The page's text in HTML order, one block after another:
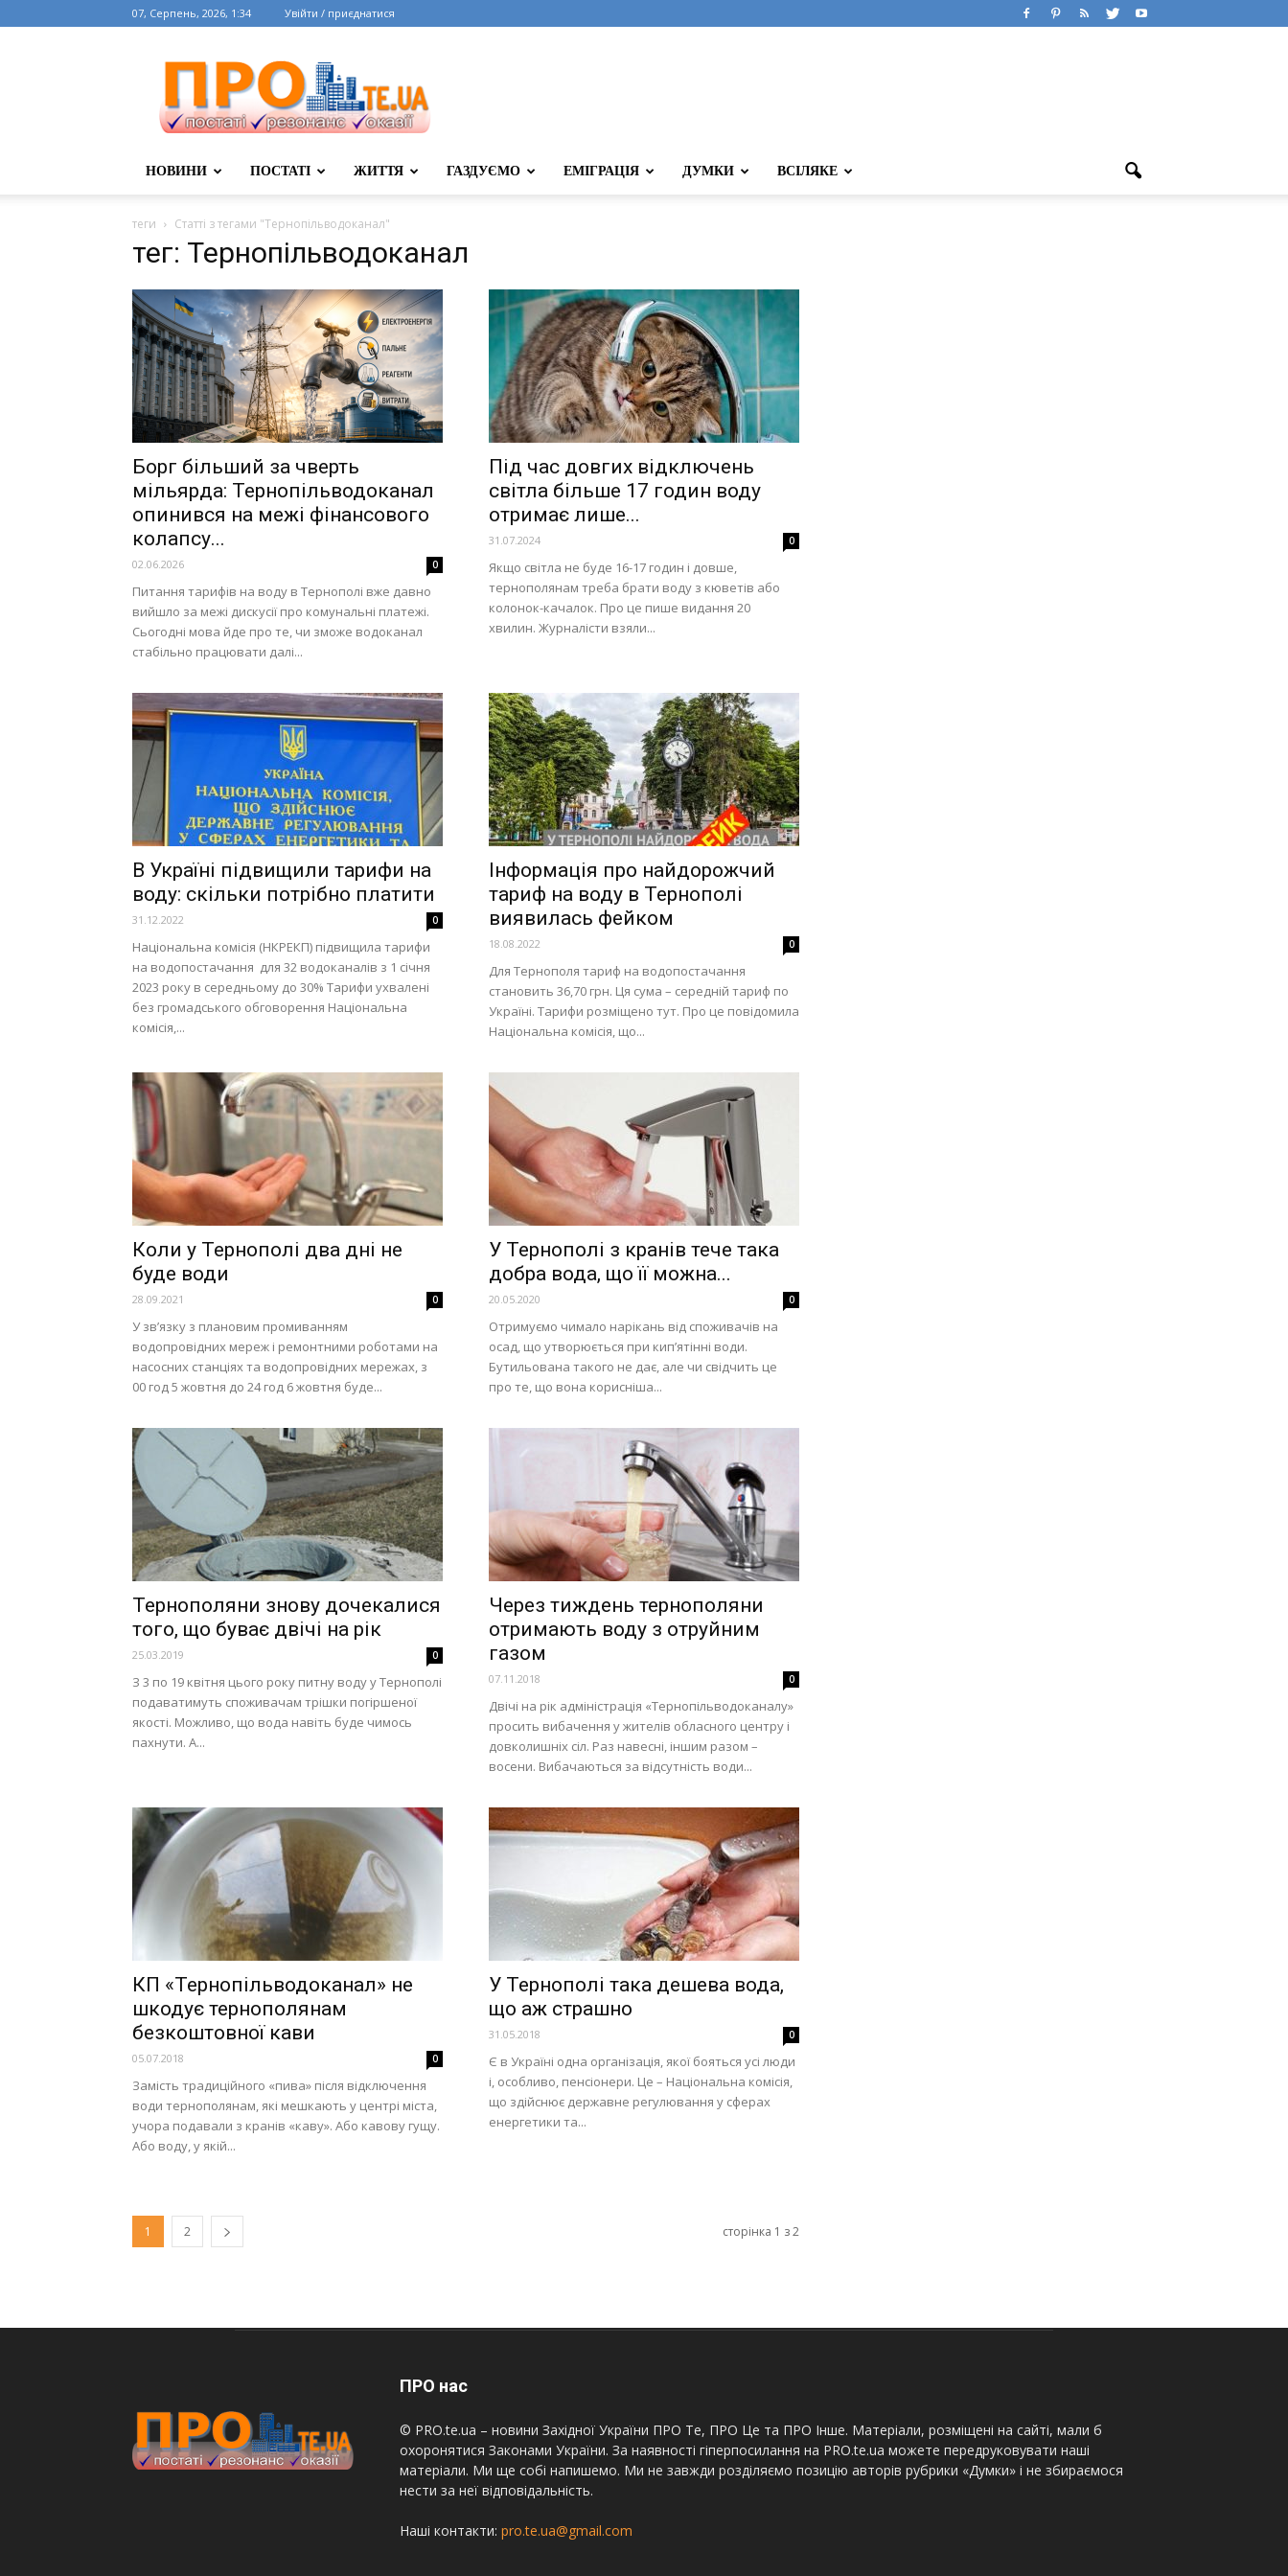
07, Серпень, 2026, 1:34 Увійти / приєднатися
НОВИНИ ПОСТАТІ ЖИТТЯ ГАЗДУЄМО ЕМІГРАЦІЯ ДУМКИ ВСІЛЯКЕ
теги Статті з тегами "Тернопільводоканал"
тег: Тернопільводоканал
Борг більший за чверть
мільярда: Тернопільводоканал
опинився на межі фінансового
колапсу...
02.06.2026 0
Питання тарифів на воду в Тернополі вже давно
вийшло за межі дискусії про комунальні платежі.
Сьогодні мова йде про те, чи зможе водоканал
стабільно працювати далі...
Під час довгих відключень
світла більше 17 годин воду
отримає лише...
31.07.2024 0
Якщо світла не буде 16-17 годин і довше,
тернополянам треба брати воду з кюветів або
колонок-качалок. Про це пише видання 20
хвилин. Журналісти взяли...
В Україні підвищили тарифи на
воду: скільки потрібно платити
31.12.2022 0
Національна комісія (НКРЕКП) підвищила тарифи
на водопостачання для 32 водоканалів з 1 січня
2023 року в середньому до 30% Тарифи ухвалені
без громадського обговорення Національна
комісія,...
Інформація про найдорожчий
тариф на воду в Тернополі
виявилась фейком
18.08.2022 0
Для Тернополя тариф на водопостачання
становить 36,70 грн. Ця сума – середній тариф по
Україні. Тарифи розміщено тут. Про це повідомила
Національна комісія, що...
Коли у Тернополі два дні не
буде води
28.09.2021 0
У зв’язку з плановим промиванням
водопровідних мереж і ремонтними роботами на
насосних станціях та водопровідних мережах, з
00 год 5 жовтня до 24 год 6 жовтня буде...
У Тернополі з кранів тече така
добра вода, що її можна...
20.05.2020 0
Отримуємо чимало нарікань від споживачів на
осад, що утворюється при кип’ятінні води.
Бутильована такого не дає, але чи свідчить це
про те, що вона корисніша...
Тернополяни знову дочекалися
того, що буває двічі на рік
25.03.2019 0
З 3 по 19 квітня цього року питну воду у Тернополі
подаватимуть споживачам трішки погіршеної
якості. Можливо, що вода навіть буде чимось
пахнути. А...
Через тиждень тернополяни
отримають воду з отруйним
газом
07.11.2018 0
Двічі на рік адміністрація «Тернопільводоканалу»
просить вибачення у жителів обласного центру і
довколишніх сіл. Раз навесні, іншим разом –
восени. Вибачаються за відсутність води...
КП «Тернопільводоканал» не
шкодує тернополянам
безкоштовної кави
05.07.2018 0
Замість традиційного «пива» після відключення
води тернополянам, які мешкають у центрі міста,
учора подавали з кранів «каву». Або кавову гущу.
Або воду, у якій...
У Тернополі така дешева вода,
що аж страшно
31.05.2018 0
Є в Україні одна організація, якої бояться усі люди
і, особливо, пенсіонери. Це – Національна комісія,
що здійснює державне регулювання у сферах
енергетики та...
1 2 сторінка 1 з 2
ПРО нас
© PRO.te.ua – новини Західної України ПРО Те, ПРО Це та ПРО Інше. Матеріали, розміщені на сайті, мали б
охоронятися Законами України. За наявності гіперпосилання на PRO.te.ua можете передруковувати наші
матеріали. Ми ще собі напишемо. Ми не завжди розділяємо позицію авторів рубрики «Думки» і не збираємося
нести за неї відповідальність.
Наші контакти: pro.te.ua@gmail.com